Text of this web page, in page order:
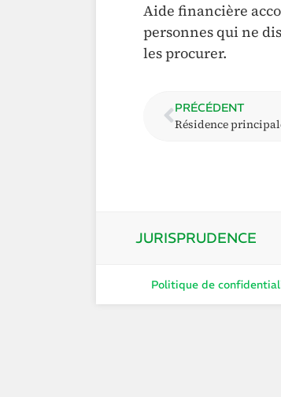
Aide financière
personnes qui ne
les procurer.
PRÉCÉDENT
Résidence
JURISPRUDENCE
Politique de